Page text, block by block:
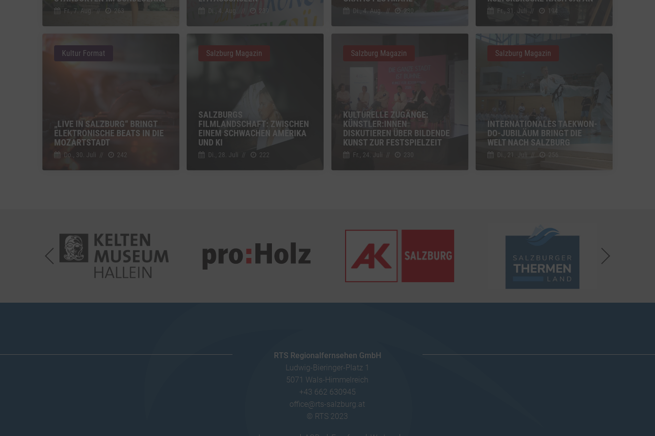
Fr., 7. Aug. // 263 Di., 4. Aug. 239 Di., 4. Aug. // 230 Fr., 31. Juli // 194
„LIVE IN SALZBURG“ BRINGT
ELEKTRONISCHE BEATS IN DIE
MOZARTSTADT
Do., 30. Juli // 242
Kultur Format
SALZBURGS
FILMLANDSCHAFT: ZWISCHEN
EINEM SCHWACHEN AMERIKA
UND KI
Di., 28. Juli // 222
Salzburg Magazin
KULTURELLE ZUGÄNGE:
KÜNSTLER:INNEN
DISKUTIEREN ÜBER BILDENDE
KUNST ZUR FESTSPIELZEIT
Fr., 24. Juli // 230
Salzburg Magazin
INTERNATIONALES TAEKWON-
DO-JUBILÄUM BRINGT DIE
WELT NACH SALZBURG
Di., 21. Juli //
Salzburg Magazin
RTS Regionalfernsehen GmbH
Ludwig-Bieringer-Platz 1
5071 Wals-Himmelreich
+43 662 630945
office@rts-salzburg.at
© RTS 2023
Einbindung zusätzlicher Informationen
Details zu Vimeo
Switch zum Einwilligen bzw. Ablehnen des Dienstes Vimeo
YouTube
Google Ireland Limited, Irland Switch zum Einwilligen bzw. Ablehnen des Dienstes YouTube